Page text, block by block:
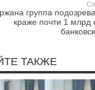
группа
краже почти 1 млрд
ТАКЖЕ